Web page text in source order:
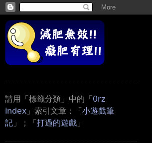
請用「標籤分類」中的「0rz
index 」索引文章；「小遊戲筆
記 」；「打過的遊戲 」